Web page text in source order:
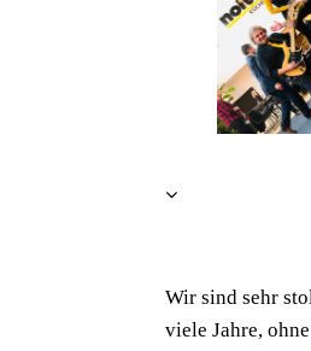
Wir sind sehr
viele Jahre,